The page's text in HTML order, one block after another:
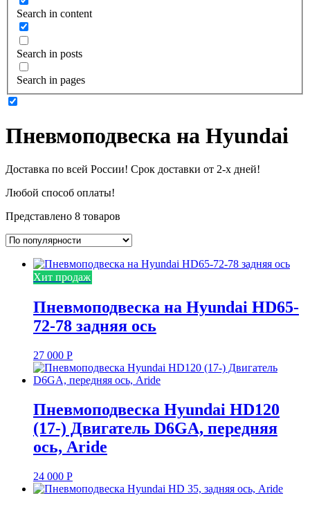
Search in content
Search in posts
Search in pages
Пневмоподвеска на Hyundai
Доставка по всей России! Срок доставки от 2-х дней!
Любой способ оплаты!
Представлено 8 товаров
Хит продаж
Пневмоподвеска на Hyundai HD65-
72-78 задняя ось
27 000 Р
Пневмоподвеска Hyundai HD120
(17-) Двигатель D6GA, передняя
ось, Aride
24 000 Р